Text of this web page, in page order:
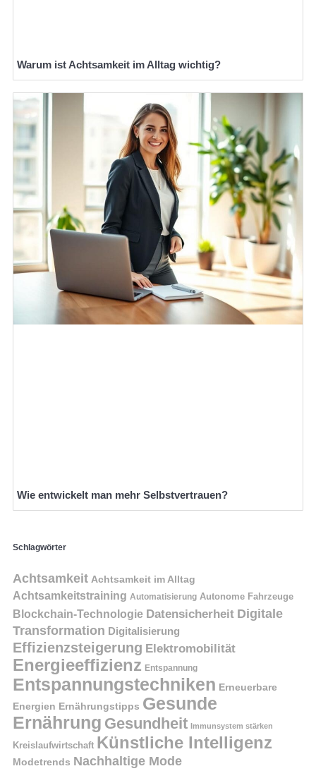
Warum ist Achtsamkeit im Alltag wichtig?
Wie entwickelt man mehr Selbstvertrauen?
Schlagwörter
Achtsamkeit Achtsamkeit im Alltag
Achtsamkeitstraining Automatisierung Autonome Fahrzeuge
Blockchain-Technologie Datensicherheit Digitale
Transformation Digitalisierung
Effizienzsteigerung Elektromobilität
Energieeffizienz Entspannung
Entspannungstechniken Erneuerbare
Energien Ernährungstipps Gesunde
Ernährung Gesundheit Immunsystem stärken
Kreislaufwirtschaft Künstliche Intelligenz
Modetrends Nachhaltige Mode